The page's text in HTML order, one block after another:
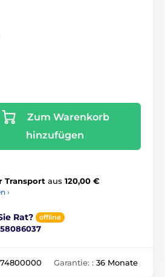
Zum Warenkorb
hinzufügen
Transport aus 120,00 €
›
Rat? offline
Garantie: : 36 Monate